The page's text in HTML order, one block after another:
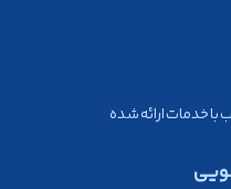
خدمات ارائه شده